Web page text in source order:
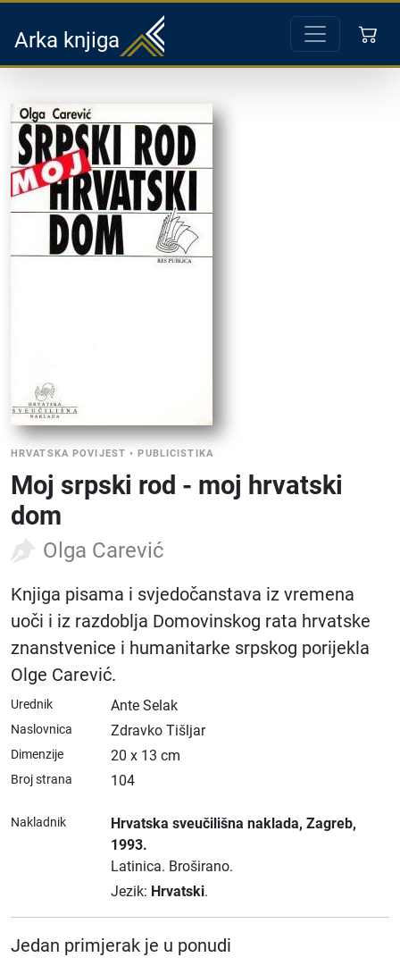
Arka knjiga
HRVATSKA POVIJEST •PUBLICISTIKA
Moj srpski rod - moj hrvatski
dom
Olga Carević
Knjiga pisama i svjedočanstava iz vremena
uoči i iz razdoblja Domovinskog rata hrvatske
znanstvenice i humanitarke srpskog porijekla
Olge Carević.
Urednik Ante Selak
Naslovnica Zdravko Tišljar
Dimenzije 20 x 13 cm
Broj strana 104
Nakladnik Hrvatska sveučilišna naklada, Zagreb,
1993.
Latinica. Broširano.
Jezik: Hrvatski.
Jedan primjerak je u ponudi